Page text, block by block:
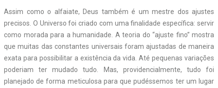
Assim como o alfaiate, Deus também é um mestre dos ajustes
precisos. O Universo foi criado com uma finalidade específica: servir
como morada para a humanidade. A teoria do “ajuste fino” mostra
que muitas das constantes universais foram ajustadas de maneira
exata para possibilitar a existência da vida. Até pequenas variações
poderiam ter mudado tudo. Mas, providencialmente, tudo foi
planejado de forma meticulosa para que pudéssemos ter um lugar